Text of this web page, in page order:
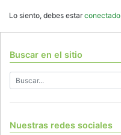
Lo siento, debes estarconectado
Buscar en el sitio
Nuestras redes sociales